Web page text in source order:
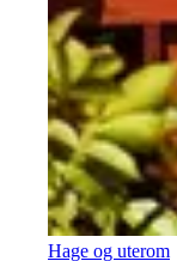
Hage og uterom